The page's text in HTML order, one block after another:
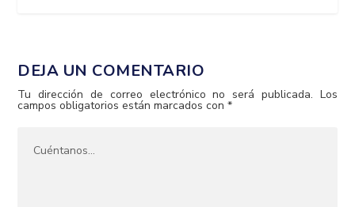
DEJA UN COMENTARIO
Tu dirección de correo electrónico no será publicada. Los
campos obligatorios están marcados con*